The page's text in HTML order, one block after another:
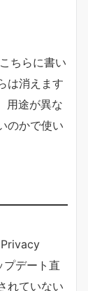
ちらに書い
は消えます
用途が異な
のかで使い
デート直
れていない